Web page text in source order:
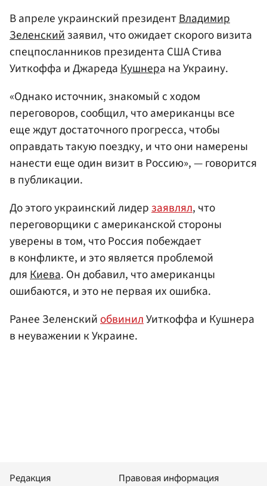
В апреле украинский президентВладимир
Зеленский заявил, что ожидает скорого визита
спецпосланников президента США Стива
Уиткоффа и Джареда Кушнера на Украину.
«Однако источник, знакомый с ходом
переговоров, сообщил, что американцы все
еще ждут достаточного прогресса, чтобы
оправдать такую поездку, и что они намерены
нанести еще один визит в Россию», — говорится
в публикации.
До этого украинский лидерзаявлял, что
переговорщики с американской стороны
уверены в том, что Россия побеждает
в конфликте, и это является проблемой
дляКиева. Он добавил, что американцы
ошибаются, и это не первая их ошибка.
Ранее ЗеленскийобвинилУиткоффа и Кушнера
в неуважении к Украине.
Редакция
Правовая информация